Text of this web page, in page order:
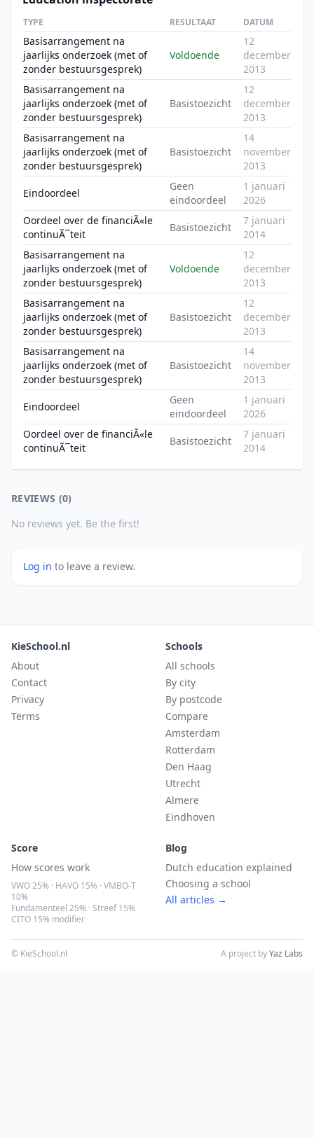
TYPE RESULTAAT DATUM
Basisarrangement na
jaarlijks onderzoek (met of
zonder bestuursgesprek)
Voldoende
12
december
2013
Basisarrangement na
jaarlijks onderzoek (met of
zonder bestuursgesprek)
Basistoezicht
12
december
2013
Basisarrangement na
jaarlijks onderzoek (met of
zonder bestuursgesprek)
Basistoezicht
14
november
2013
Eindoordeel
Geen
eindoordeel
1 januari
2026
Oordeel over de financiÃ«le
continuÃ¯teit
Basistoezicht
7 januari
2014
Basisarrangement na
jaarlijks onderzoek (met of
zonder bestuursgesprek)
Voldoende
12
december
2013
Basisarrangement na
jaarlijks onderzoek (met of
zonder bestuursgesprek)
Basistoezicht
12
december
2013
Basisarrangement na
jaarlijks onderzoek (met of
zonder bestuursgesprek)
Basistoezicht
14
november
2013
Eindoordeel
Geen
eindoordeel
1 januari
2026
Oordeel over de financiÃ«le
continuÃ¯teit
Basistoezicht
7 januari
2014
REVIEWS (0)
No reviews yet. Be the first!
Log in to leave a review.
KieSchool.nl
About
Contact
Privacy
Terms
Schools
All schools
By city
By postcode
Compare
Amsterdam
Rotterdam
Den Haag
Utrecht
Almere
Eindhoven
Score
How scores work
VWO 25% · HAVO 15% · VMBO-T
10%
Fundamenteel 25% · Streef 15%
CITO 15% modifier
Blog
Dutch education explained
Choosing a school
All articles →
© KieSchool.nl A project byYaz Labs